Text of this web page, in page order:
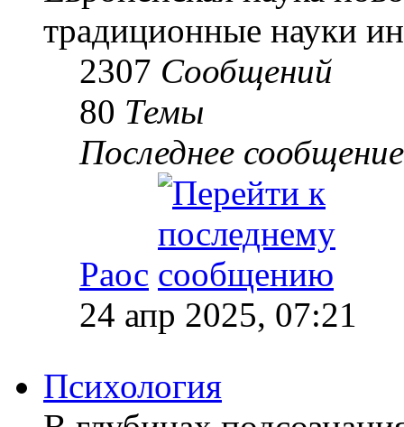
традиционные науки
2307 Сообщений
80 Темы
Последнее сообщение
Раос
24 апр 2025, 07:21
Психология